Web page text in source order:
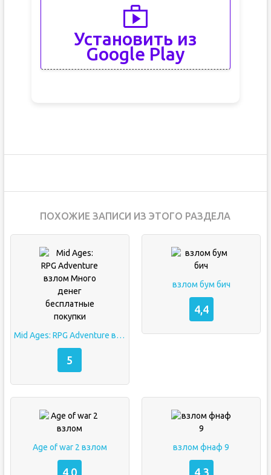
Установить из
Google Play
ПОХОЖИЕ ЗАПИСИ ИЗ ЭТОГО РАЗДЕЛА
Mid Ages: RPG Adventure взлом Много денег бесплатные покупки
5
взлом бум бич
4,4
Age of war 2 взлом
4,0
взлом фнаф 9
4,3